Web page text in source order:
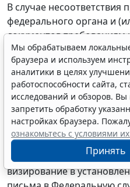
В случае несоответствия
федерального органа и
документов требованиям
процедура включения в
прекращению, а
3.2.3. Ежегодно, два раза
декабря) поступившие
декабря,
соответствующие
пунктом 1.6 настоящего
Специалистом, который
визирование в
Мы обрабатываем
браузера и используем
аналитики в целях
работоспособности сайта,
исследований и обзоров.
запретить обработку
настройках браузера.
ознакомьтесь с условиями
Принять